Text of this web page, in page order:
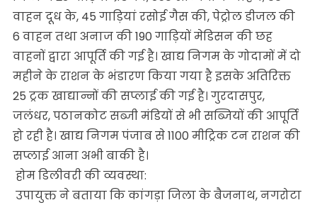
वाहन दूध के, 45 गाड़ियां रसोई गैस की, पेट्रोल डीजल की
6 वाहन तथा अनाज की 190 गाड़ियों मेडिसन की छह
वाहनों द्वारा आपूर्ति की गई है। खाद्य निगम के गोदामों में दो
महीने के राशन के भंडारण किया गया है इसके अतिरिक्त
25 ट्रक खाद्यान्नों की सप्लाई की गई है। गुरदासपुर,
जलंधर, पठानकोट सब्जी मंडियों से भी सब्जियों की आपूर्ति
हो रही है। खाद्य निगम पंजाब से 1100 मीट्रिक टन राशन की
सप्लाई आना अभी बाकी है।
होम डिलीवरी की व्यवस्था:
उपायुक्त ने बताया कि कांगड़ा जिला के बैजनाथ, नगरोटा